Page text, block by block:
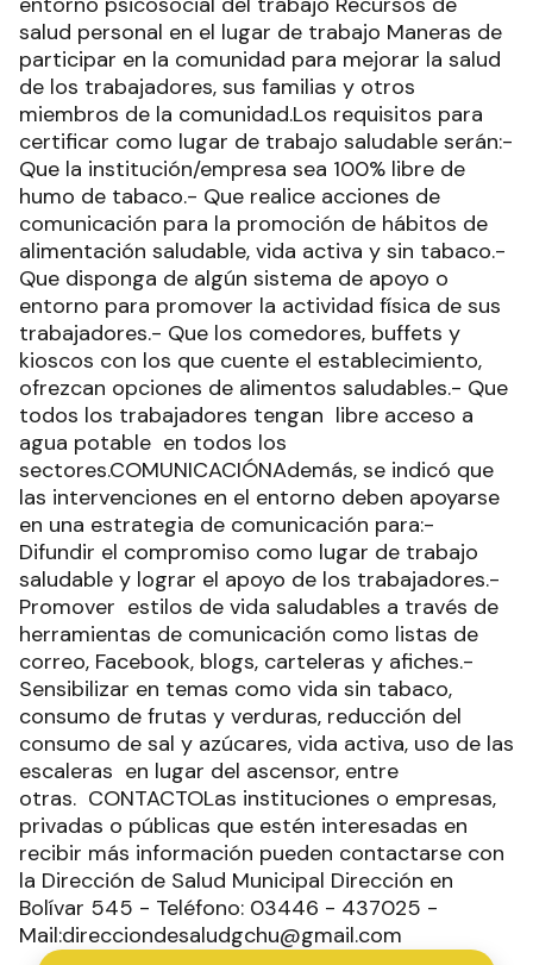
salud personal en el lugar de trabajo Maneras de
participar en la comunidad para mejorar la salud
de los trabajadores, sus familias y otros
miembros de la comunidad.Los requisitos para
certificar como lugar de trabajo saludable serán:-
Que la institución/empresa sea 100% libre de
humo de tabaco.- Que realice acciones de
comunicación para la promoción de hábitos de
alimentación saludable, vida activa y sin tabaco.-
Que disponga de algún sistema de apoyo o
entorno para promover la actividad física de sus
trabajadores.- Que los comedores, buffets y
kioscos con los que cuente el establecimiento,
ofrezcan opciones de alimentos saludables.- Que
todos los trabajadores tengan libre acceso a
agua potable en todos los
sectores.COMUNICACIÓNAdemás, se indicó que
las intervenciones en el entorno deben apoyarse
en una estrategia de comunicación para:-
Difundir el compromiso como lugar de trabajo
saludable y lograr el apoyo de los trabajadores.-
Promover estilos de vida saludables a través de
herramientas de comunicación como listas de
correo, Facebook, blogs, carteleras y afiches.-
Sensibilizar en temas como vida sin tabaco,
consumo de frutas y verduras, reducción del
consumo de sal y azúcares, vida activa, uso de las
escaleras en lugar del ascensor, entre
otras. CONTACTOLas instituciones o empresas,
privadas o públicas que estén interesadas en
recibir más información pueden contactarse con
la Dirección de Salud Municipal Dirección en
Bolívar 545 - Teléfono: 03446 - 437025 -
Mail:direcciondesaludgchu@gmail.com